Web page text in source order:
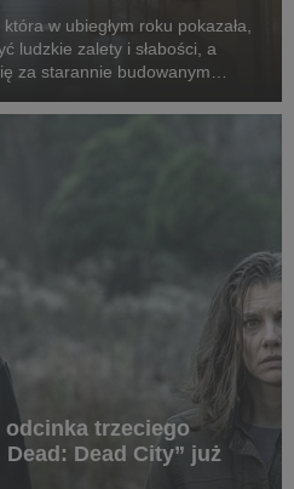
w ubiegłym roku pokazała,
ludzkie zalety i słabości, a
za starannie budowanym
kobiety. ...
trzeciego
Dead City” już